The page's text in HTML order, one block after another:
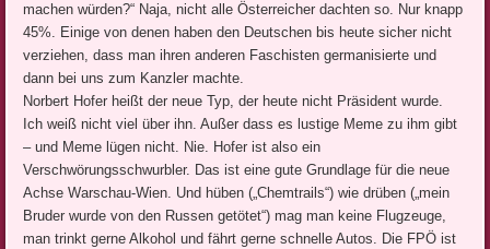
machen würden?“ Naja, nicht alle Österreicher dachten so. Nur knapp
45%. Einige von denen haben den Deutschen bis heute sicher nicht
verziehen, dass man ihren anderen Faschisten germanisierte und
dann bei uns zum Kanzler machte.
Norbert Hofer heißt der neue Typ, der heute nicht Präsident wurde.
Ich weiß nicht viel über ihn. Außer dass es lustige Meme zu ihm gibt
– und Meme lügen nicht. Nie. Hofer ist also ein
Verschwörungsschwurbler. Das ist eine gute Grundlage für die neue
Achse Warschau-Wien. Und hüben („Chemtrails“) wie drüben („mein
Bruder wurde von den Russen getötet“) mag man keine Flugzeuge,
man trinkt gerne Alkohol und fährt gerne schnelle Autos. Die FPÖ ist